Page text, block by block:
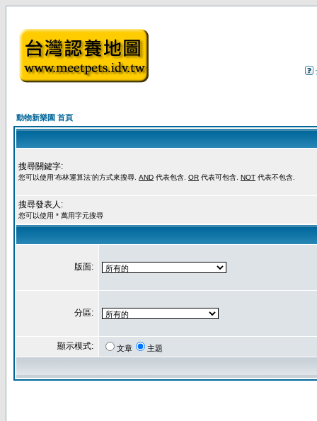
動物新樂園 首頁
搜尋關鍵字:
您可以使用'布林運算法'的方式來搜尋. AND 代表包含. OR 代表可包含. NOT 代表不包含.
搜尋發表人:
您可以使用 * 萬用字元搜尋
版面:
分區:
顯示模式: 文章 主題